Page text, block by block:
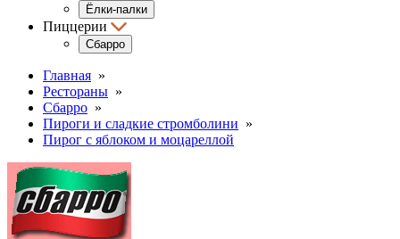
Ёлки-палки
Пиццерии
Сбарро
Главная »
Рестораны »
Сбарро »
Пироги и сладкие стромболини »
Пирог с яблоком и моцареллой